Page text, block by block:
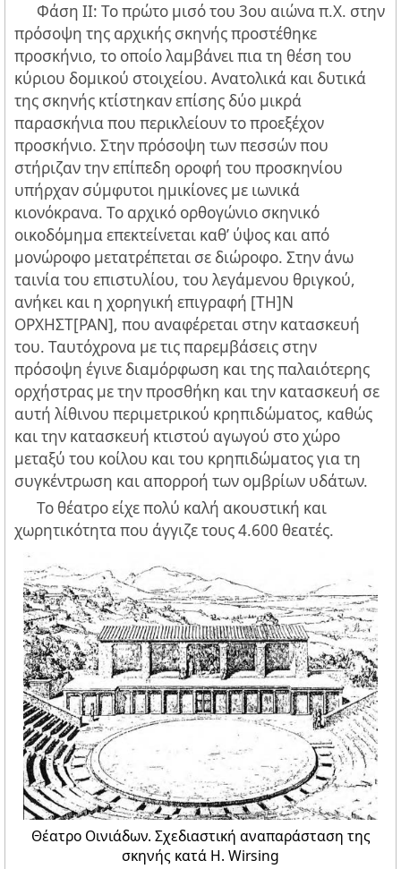
Φάση II: Το πρώτο μισό του 3ου αιώνα π.Χ. στην
πρόσοψη της αρχικής σκηνής προστέθηκε
προσκήνιο, το οποίο λαμβάνει πια τη θέση του
κύριου δομικού στοιχείου. Ανατολικά και δυτικά
της σκηνής κτίστηκαν επίσης δύο μικρά
παρασκήνια που περικλείουν το προεξέχον
προσκήνιο. Στην πρόσοψη των πεσσών που
στήριζαν την επίπεδη οροφή του προσκηνίου
υπήρχαν σύμφυτοι ημικίονες με ιωνικά
κιονόκρανα. Το αρχικό ορθογώνιο σκηνικό
οικοδόμημα επεκτείνεται καθ’ ύψος και από
μονώροφο μετατρέπεται σε διώροφο. Στην άνω
ταινία του επιστυλίου, του λεγάμενου θριγκού,
ανήκει και η χορηγική επιγραφή [ΤΗ]Ν
ΟΡΧΗΣΤ[ΡΑΝ], που αναφέρεται στην κατασκευή
του. Ταυτόχρονα με τις παρεμβάσεις στην
πρόσοψη έγινε διαμόρφωση και της παλαιότερης
ορχήστρας με την προσθήκη και την κατασκευή σε
αυτή λίθινου περιμετρικού κρηπιδώματος, καθώς
και την κατασκευή κτιστού αγωγού στο χώρο
μεταξύ του κοίλου και του κρηπιδώματος για τη
συγκέντρωση και απορροή των ομβρίων υδάτων.
Το θέατρο είχε πολύ καλή ακουστική και
χωρητικότητα που άγγιζε τους 4.600 θεατές.
Θέατρο Οινιάδων. Σχεδιαστική αναπαράσταση της
σκηνής κατά Η. Wirsing